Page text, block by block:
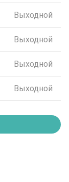
Выходной
Выходной
Выходной
Выходной